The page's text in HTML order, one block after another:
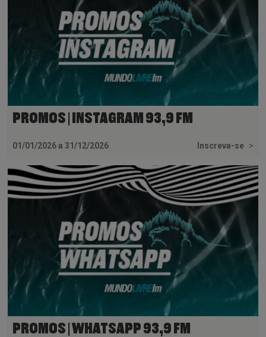
PROMOS | INSTAGRAM 93,9 FM
01/01/2026 a 31/12/2026 Inscreva-se >
PROMOS | WHATSAPP 93,9 FM